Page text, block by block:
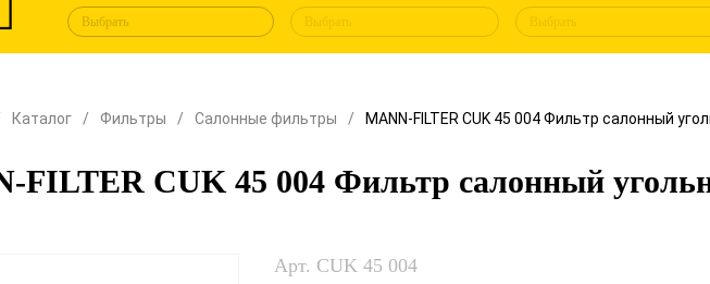
Выбрать Выбрать Выбрать
Каталог Фильтры Салонные фильтры MANN-FILTER CUK 45 004 Фильтр салонный
FILTER CUK 45 004 Фильтр салонный
Арт. CUK 45 004